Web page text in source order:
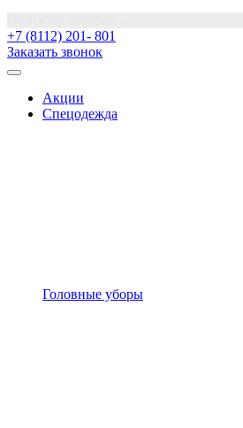
+7 (8112) 201- 801
Заказать звонок
Акции
Спецодежда
Головные уборы